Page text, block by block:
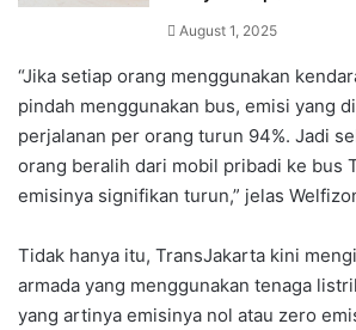
August 1, 2025
“Jika setiap orang menggunakan
pindah menggunakan bus, emisi yang
perjalanan per orang turun 94%. Jadi
orang beralih dari mobil pribadi ke bus
emisinya signifikan turun,” jelas
Tidak hanya itu, TransJakarta kini
armada yang menggunakan tenaga
yang artinya emisinya nol atau zero